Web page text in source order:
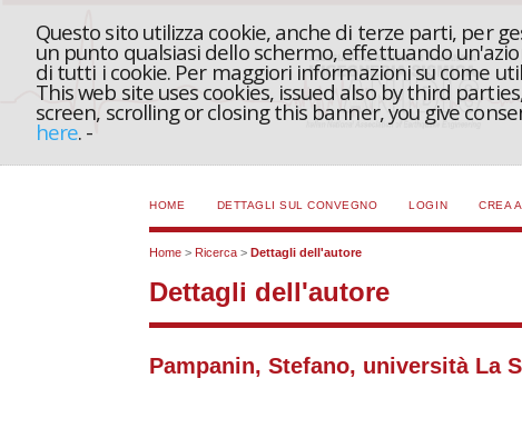
Questo sito utilizza cookie, anche di terze parti, per
un punto qualsiasi dello schermo, effettuando
di tutti i cookie. Per maggiori informazioni su come
This web site uses cookies, issued also by third
screen, scrolling or closing this banner, you give
here. -
HOME DETTAGLI SUL CONVEGNO LOGIN CREA
Home > Ricerca >Dettagli dell'autore
Dettagli dell'autore
Pampanin, Stefano, università La